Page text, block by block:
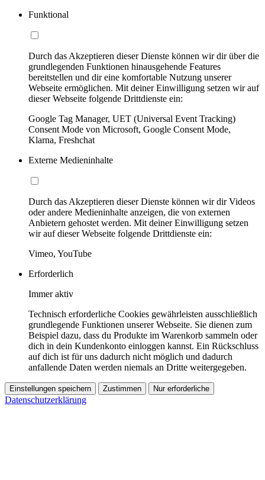
Funktional
Durch das Akzeptieren dieser Dienste können wir dir über die
grundlegenden Funktionen hinausgehende Features
bereitstellen und dir eine komfortable Nutzung unserer
Webseite ermöglichen. Mit deiner Einwilligung setzen wir auf
dieser Webseite folgende Drittdienste ein:
Google Tag Manager, UET (Universal Event Tracking)
Consent Mode von Microsoft, Google Consent Mode,
Klarna, Freshchat
Externe Medieninhalte
Durch das Akzeptieren dieser Dienste können wir dir Videos
oder andere Medieninhalte anzeigen, die von externen
Anbietern gehostet werden. Mit deiner Einwilligung setzen
wir auf dieser Webseite folgende Drittdienste ein:
Vimeo, YouTube
Erforderlich
Immer aktiv
Technisch erforderliche Cookies gewährleisten ausschließlich
grundlegende Funktionen unserer Webseite. Sie dienen zum
Beispiel dazu, dass du Produkte im Warenkorb sammeln oder
dich in dein Kundenkonto einloggen kannst. Ein Rückschluss
auf dich ist für uns dadurch nicht möglich und dadurch
anfallende Daten werden niemals an Dritte weitergegeben.
Einstellungen speichern Zustimmen Nur erforderliche
Datenschutzerklärung